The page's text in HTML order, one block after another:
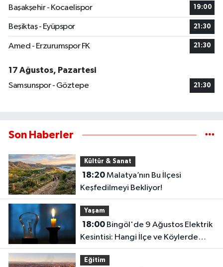
Başakşehir - Kocaelispor
19:00
Beşiktaş - Eyüpspor 21:30
Amed - Erzurumspor FK 21:30
17 Ağustos, Pazartesi
Samsunspor - Göztepe
21:30
Son Haberler
Kültür & Sanat
18:20Malatya’nın Bu İlçesi
Keşfedilmeyi Bekliyor!
Yaşam
18:00Bingöl'de 9 Ağustos Elektrik
Kesintisi: Hangi İlçe ve Köylerde
Elektrikler Kesilecek?
Eğitim